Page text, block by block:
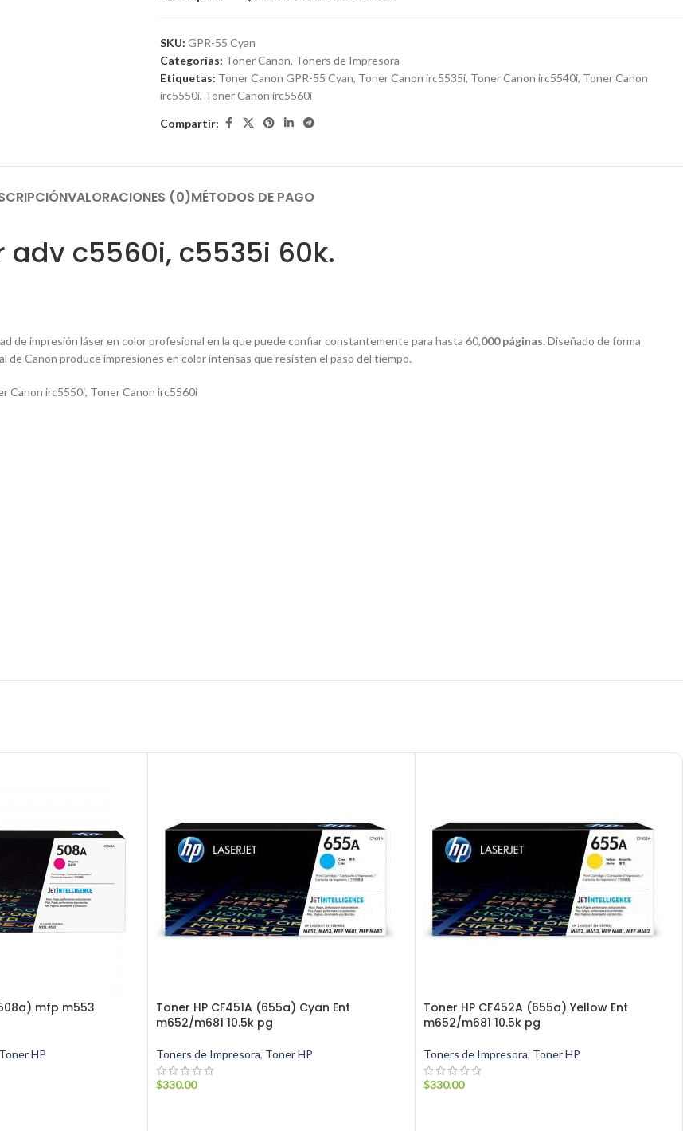
SKU: GPR-55 Cyan
Categorías: Toner Canon, Toners de Impresora
Etiquetas: Toner Canon GPR-55 Cyan, Toner Canon irc5535i, Toner Canon irc5540i, Toner Canon
irc5550i, Toner Canon irc5560i
Compartir:
VALORACIONES (0)MÉTODOS DE PAGO
adv c5560i, c5535i 60k.
de impresión láser en color profesional en la que puede confiar constantemente para hasta 60,000 páginas.Diseñado de forma
Canon produce impresiones en color intensas que resisten el paso del tiempo.
Canon irc5550i, Toner Canon irc5560i
mfp m553
Toner HP
Toner HP CF451A (655a) Cyan Ent
m652/m681 10.5k pg
Toners de Impresora, Toner HP
$330.00
Toner HP CF452A (655a) Yellow Ent
m652/m681 10.5k pg
Toners de Impresora, Toner HP
$330.00